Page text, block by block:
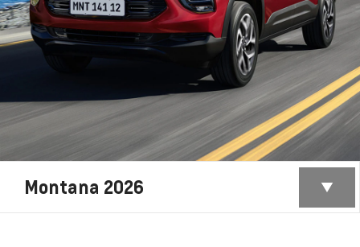
Montana 2026